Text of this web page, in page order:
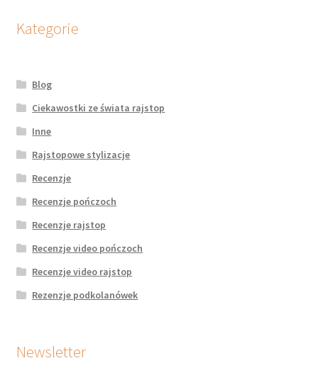
Kategorie
Blog
Ciekawostki ze świata rajstop
Inne
Rajstopowe stylizacje
Recenzje
Recenzje pończoch
Recenzje rajstop
Recenzje video pończoch
Recenzje video rajstop
Rezenzje podkolanówek
Newsletter